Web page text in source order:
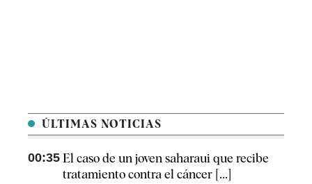
ÚLTIMAS NOTICIAS
00:35 El caso de un joven saharaui que recibe
tratamiento contra el cáncer [...]